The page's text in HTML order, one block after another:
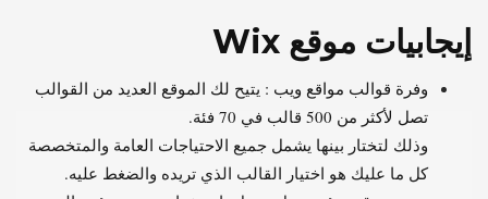
إيجابيات موقع Wix
وفرة قوالب مواقع ويب : يتيح لك الموقع العديد من القوالب
تصل لأكثر من 500 قالب في 70 فئة.
وذلك لتختار بينها يشمل جميع الاحتياجات العامة والمتخصصة
كل ما عليك هو اختيار القالب الذي تريده والضغط عليه.